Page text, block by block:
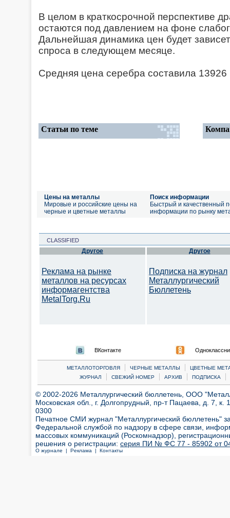
В целом в краткосрочной перспективе
остаются под давлением на фоне
Дальнейшая динамика цен будет
спроса в следующем месяце.
Средняя цена серебра составила 13926
Статьи по теме
Цены на металлы
Мировые и российские цены на
черные и цветные металлы
Поиск информации
Быстрый и качественный
информации по рынку
CLASSIFIED
Другое
Реклама на рынке
металлов на ресурсах
информагентства
MetalTorg.Ru
Другое
Подписка на журнал
Металлургический
Бюллетень
ВКонтакте
МЕТАЛЛОТОРГОВЛЯ | ЧЕРНЫЕ МЕТАЛЛЫ |
ЦВЕТНЫЕ
ЖУРНАЛ
| СВЕЖИЙ НОМЕР | АРХИВ | ПОДПИСКА |
© 2002-2026 Металлургический бюллетень, ООО
Московская обл., г. Долгопрудный, пр-т Пацаева, д. 7,
0300
Печатное СМИ журнал "Металлургический бюллетень"
Федеральной службой по надзору в сфере связи,
массовых коммуникаций (Роскомнадзор),
решения о регистрации: серия ПИ № ФС 77 - 85902 от 04
О журнале | Реклама | Контакты